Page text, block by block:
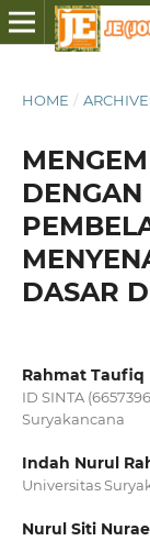
HOME /
DASAR
Rahmat
ID SINTA
Suryakancana
Indah Nurul
Universitas
Nurul Siti